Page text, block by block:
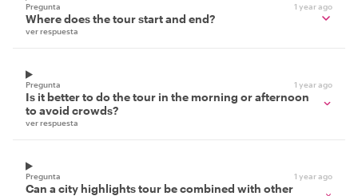
Pregunta 1 year ago
Where does the tour start and end?
ver respuesta
Pregunta 1 year ago
Is it better to do the tour in the morning or afternoon
to avoid crowds?
ver respuesta
Pregunta 1 year ago
Can a city highlights tour be combined with other